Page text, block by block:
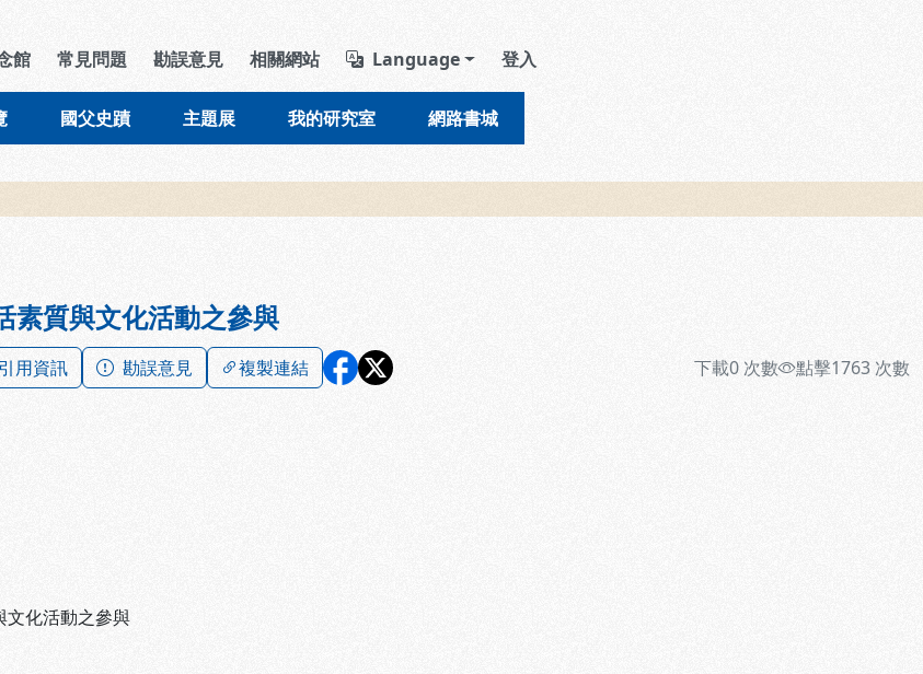
導覽列區塊
館 常見問題 勘誤意見 相關網站 Language 登入
國父史蹟 主題展 我的研究室 網路書城
素質與文化活動之參與
引用資訊 勘誤意見 複製連結 下載0 次數 點擊1763 次數
文化活動之參與